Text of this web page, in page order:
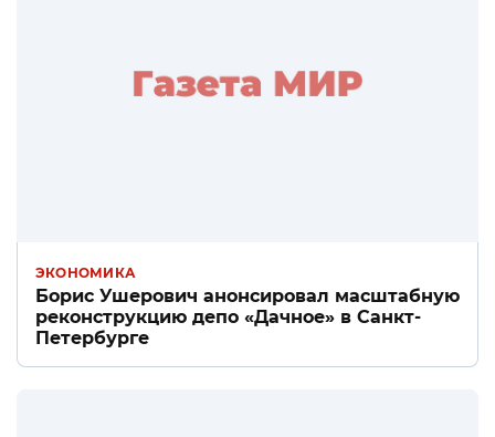
ЭКОНОМИКА
Борис Ушерович анонсировал масштабную
реконструкцию депо «Дачное» в Санкт-
Петербурге